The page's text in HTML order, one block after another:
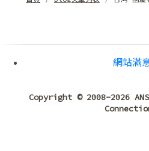
網站滿
Copyright © 2008-2026